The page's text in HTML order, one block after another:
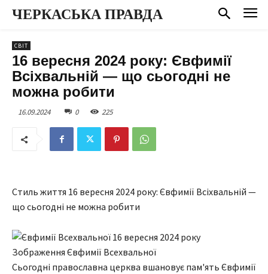
ЧЕРКАСЬКА ПРАВДА
СВІТ
16 вересня 2024 року: Євфимії
Всіхвальній — що сьогодні не
можна робити
16.09.2024 0 225
Стиль життя 16 вересня 2024 року: Євфимії Всіхвальній —
що сьогодні не можна робити
Зображення Євфимії Всехвальної
Сьогодні православна церква вшановує пам'ять Євфимії